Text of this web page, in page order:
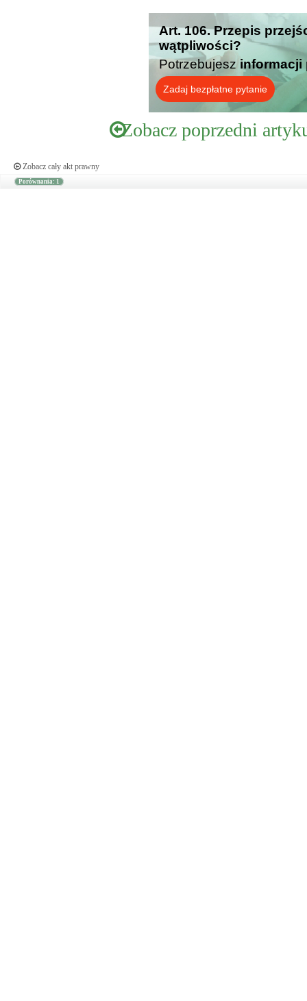
Art. 106. Przepis
wątpliwości?
Potrzebujesz informacji
Zadaj bezpłatne pytanie
Zobacz poprzedni
Zobacz cały akt prawny
Porównania: 1